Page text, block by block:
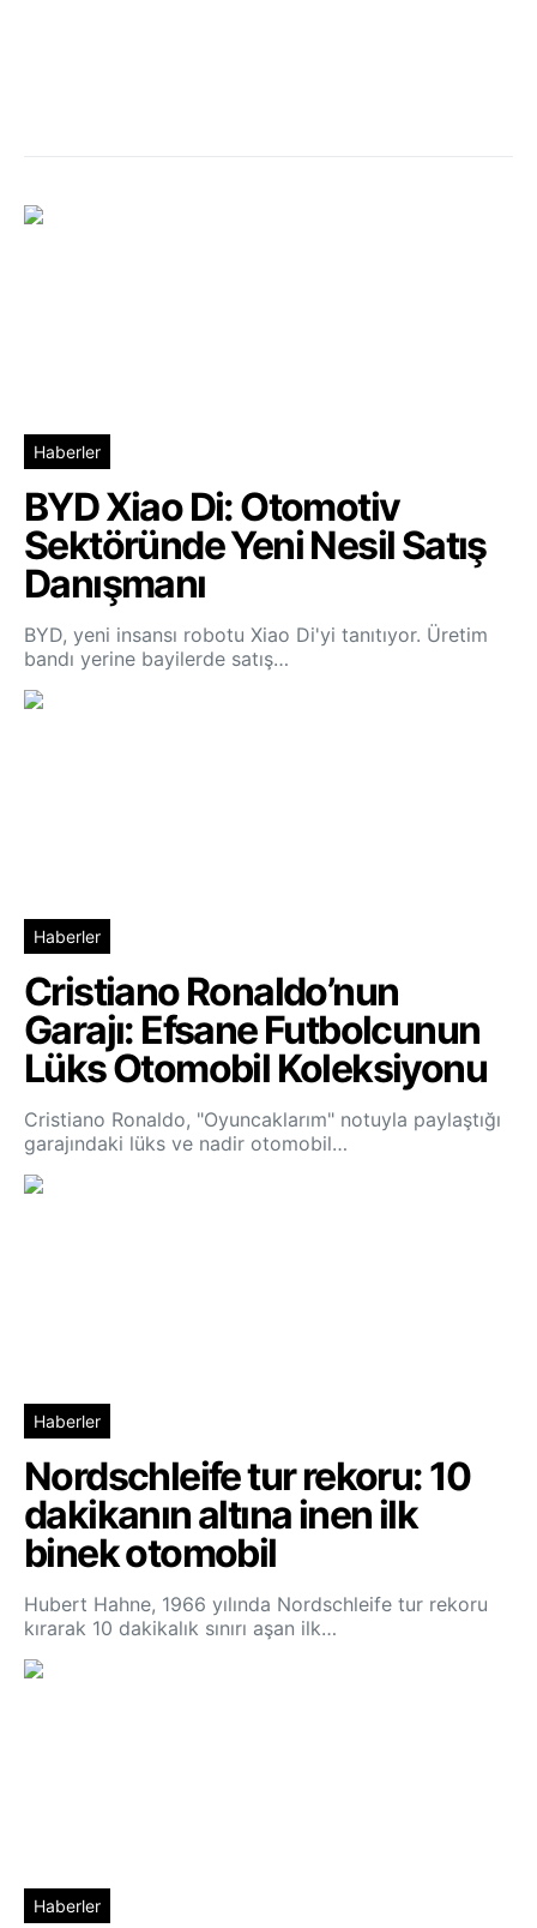
Haberler
BYD Xiao Di: Otomotiv
Sektöründe Yeni Nesil Satış
Danışmanı
BYD, yeni insansı robotu Xiao Di'yi tanıtıyor. Üretim
bandı yerine bayilerde satış…
Haberler
Cristiano Ronaldo’nun
Garajı: Efsane Futbolcunun
Lüks Otomobil Koleksiyonu
Cristiano Ronaldo, "Oyuncaklarım" notuyla paylaştığı
garajındaki lüks ve nadir otomobil…
Haberler
Nordschleife tur rekoru: 10
dakikanın altına inen ilk
binek otomobil
Hubert Hahne, 1966 yılında Nordschleife tur rekoru
kırarak 10 dakikalık sınırı aşan ilk…
Haberler